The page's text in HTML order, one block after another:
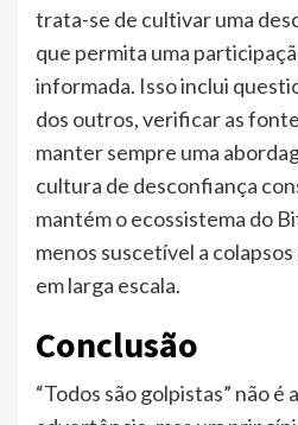
trata-se de cultivar uma
que permita uma
informada. Isso inclui
dos outros, verificar as
manter sempre uma
cultura de desconfiança
mantém o ecossistema do
menos suscetível a
em larga escala.
Conclusão
“Todos são golpistas” não é